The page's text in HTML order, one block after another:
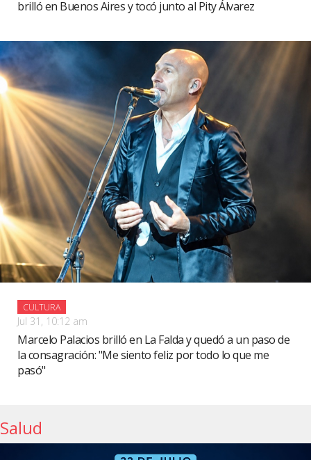
brilló en Buenos Aires y tocó junto al Pity Álvarez
CULTURA
Jul 31, 10:12 am
Marcelo Palacios brilló en La Falda y quedó a un paso de
la consagración: "Me siento feliz por todo lo que me
pasó"
Salud